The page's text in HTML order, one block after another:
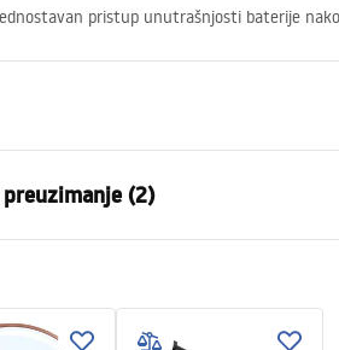
pristup unutrašnjosti baterije
(2)